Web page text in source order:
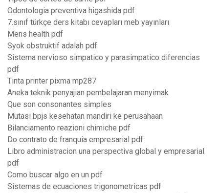
Odontologia preventiva higashida pdf
7.sınıf türkçe ders kitabı cevapları meb yayınları
Mens health pdf
Syok obstruktif adalah pdf
Sistema nervioso simpatico y parasimpatico diferencias
pdf
Tinta printer pixma mp287
Aneka teknik penyajian pembelajaran menyimak
Que son consonantes simples
Mutasi bpjs kesehatan mandiri ke perusahaan
Bilanciamento reazioni chimiche pdf
Do contrato de franquia empresarial pdf
Libro administracion una perspectiva global y empresarial
pdf
Como buscar algo en un pdf
Sistemas de ecuaciones trigonometricas pdf